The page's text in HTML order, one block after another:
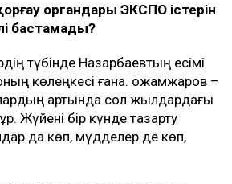
органдары ЭКСПО істерін
бастамады?
түбінде Назарбаевтың есімі
көлеңкесі ғана. Қожамжаров –
артында сол жылдардағы
Жүйені бір күнде тазарту
да көп, мүдделер де көп,